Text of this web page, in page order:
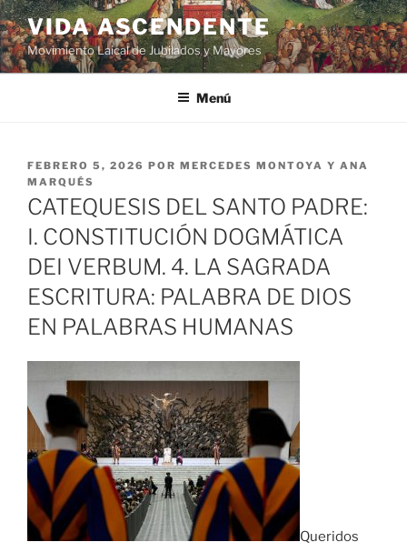
VIDA ASCENDENTE
Movimiento Laical de Jubilados y Mayores
Menú
FEBRERO 5, 2026 POR MERCEDES MONTOYA Y ANA
MARQUÉS
CATEQUESIS DEL SANTO PADRE:
I. CONSTITUCIÓN DOGMÁTICA
DEI VERBUM. 4. LA SAGRADA
ESCRITURA: PALABRA DE DIOS
EN PALABRAS HUMANAS
Queridos